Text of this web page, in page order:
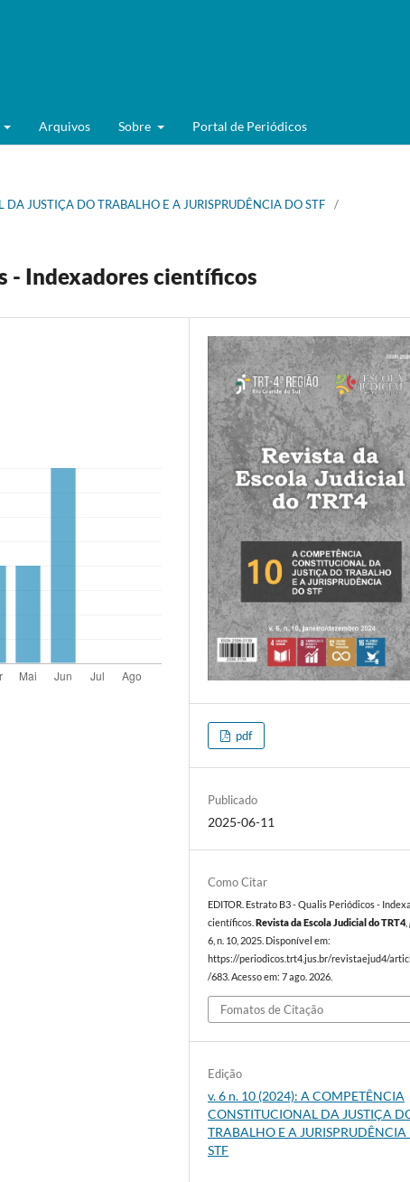
Arquivos Sobre Portal de Periódicos
JUSTIÇA DO TRABALHO E A JURISPRUDÊNCIA DO STF
/
- Indexadores científicos
pdf
Publicado
2025-06-11
Como Citar
EDITOR. Estrato B3 - Qualis Periódicos -
científicos. Revista da Escola Judicial do TRT4,
6, n. 10, 2025. Disponível em:
https://periodicos.trt4.jus.br/revistaejud4/
/683. Acesso em: 7 ago. 2026.
Fomatos de Citação
Edição
v. 6 n. 10 (2024): A COMPETÊNCIA
CONSTITUCIONAL DA JUSTIÇA
TRABALHO E A JURISPRUDÊNCIA
STF